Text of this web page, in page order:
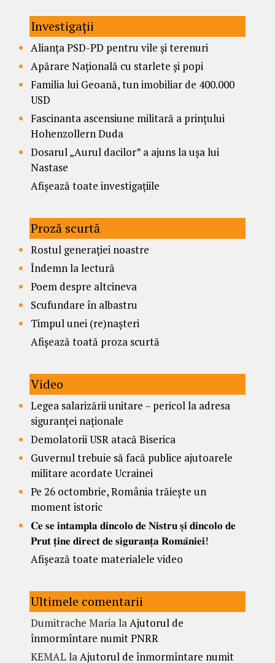
Investigații
Alianța PSD-PD pentru vile și terenuri
Apărare Națională cu starlete și popi
Familia lui Geoană, tun imobiliar de 400.000
USD
Fascinanta ascensiune militară a prințului
Hohenzollern Duda
Dosarul „Aurul dacilor” a ajuns la ușa lui
Nastase
Afișează toate investigațiile
Proză scurtă
Rostul generației noastre
Îndemn la lectură
Poem despre altcineva
Scufundare în albastru
Timpul unei (re)nașteri
Afișează toată proza scurtă
Video
Legea salarizării unitare – pericol la adresa
siguranței naționale
Demolatorii USR atacă Biserica
Guvernul trebuie să facă publice ajutoarele
militare acordate Ucrainei
Pe 26 octombrie, România trăiește un
moment istoric
𝐂𝐞 𝐬𝐞 𝐢𝐧𝐭𝐚𝐦𝐩𝐥𝐚 𝐝𝐢𝐧𝐜𝐨𝐥𝐨 𝐝𝐞 𝐍𝐢𝐬𝐭𝐫𝐮 𝐬̦𝐢 𝐝𝐢𝐧𝐜𝐨𝐥𝐨 𝐝𝐞
𝐏𝐫𝐮𝐭 𝐭̦𝐢𝐧𝐞 𝐝𝐢𝐫𝐞𝐜𝐭 𝐝𝐞 𝐬𝐢𝐠𝐮𝐫𝐚𝐧𝐭̦𝐚 𝐑𝐨𝐦𝐚̂𝐧𝐢𝐞𝐢!
Afișează toate materialele video
Ultimele comentarii
Dumitrache MarialaAjutorul de
înmormîntare numit PNRR
KEMAL laAjutorul de înmormîntare numit